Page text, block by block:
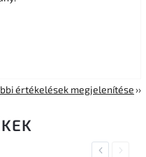
értékelések megjelenítése
PreviousNext